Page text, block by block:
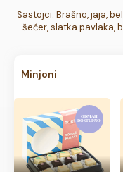
Sastojci: Brašno, jaja,
šećer, slatka pavlaka,
Minjoni